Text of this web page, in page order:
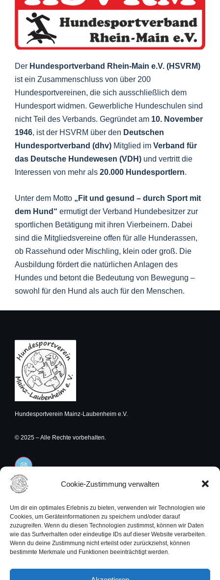
Cookie-Zustimmung verwalten
Um dir ein optimales Erlebnis zu bieten, verwenden wir Technologien wie
Cookies, um Geräteinformationen zu speichern und/oder darauf
zuzugreifen. Wenn du diesen Technologien zustimmst, können wir Daten
wie das Surfverhalten oder eindeutige IDs auf dieser Website verarbeiten.
Wenn du deine Zustimmung nicht erteilst oder zurückziehst, können
bestimmte Merkmale und Funktionen beeinträchtigt werden.
Der Hundesportverband Rhein-Main e.V. (HSVRM)
ist ein Zusammenschluss von über 200
Hundesportvereinen, die sich ausschließlich dem
Hundesport widmen. Gewerbliche Hundeschulen sind
nicht Teil des Verbands. Gegründet am 10. November
1946, ist der HSVRM über den Deutschen
Hundesportverband (dhv) Mitglied im Verband für
das Deutsche Hundewesen (VDH) und vertritt die
Interessen von mehr als 20.000 Hundesportlern.
Unter dem Motto „Fit und gesund – durch Sport mit
dem Hund“ ermutigt der Verband Hundebesitzer zur
sportlichen Betätigung mit ihren Vierbeinern. Dabei
sind die Mitgliedsvereine offen für alle Hunderassen,
ob Rassehund oder Mischling, klein oder groß. Die
Ausbildung fördert die natürlichen Anlagen des
Hundes und betont die Bedeutung von Bewegung –
sowohl für den Hund als auch für den Menschen.
Hundesportverein Mainz-Laubenheim e.V.
© 2025 – Alle Rechte vorbehalten.
I
n
s
t
a
r
a
m
Rechtliches
Impressum
Datenschutzerklärung
Cookies
Navigation
Startseite
Unser Verein
Angebote
Termine